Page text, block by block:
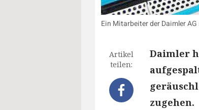
Ein Mitarbeiter der Daimler
Artikel
teilen:
Daimler
zugehen.